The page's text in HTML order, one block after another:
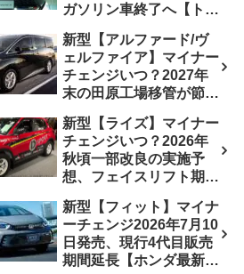
ガソリン車終了へ【トヨ
チェンジ2027年以降予
想
新型【アルファード/ヴ
ェルファイア】マイナー
チェンジいつ？2027年
末の田原工場移管が節目
のフェイスリフト予想
【トヨタ最新情報】
2026年6月一部改良済
み、消費税込価格559万
9000円から
新型【ライズ】マイナー
チェンジいつ？2026年
秋頃一部改良の実施予
想、フェイスリフト期
2～3ヵ月に短縮【ダイハ
ツ最新情報】前回改良は
2024年11月5日、価格
180.07～244.2万円、値
新型【フィット】マイナ
ーチェンジ2026年7月10
日発売、現行4代目販売
期間延長【ホンダ最新情